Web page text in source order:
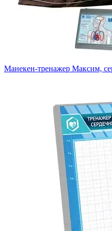
Манекен-тренажер Максим,